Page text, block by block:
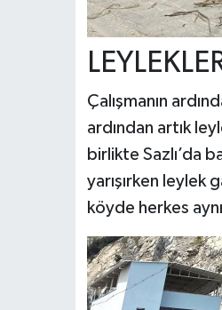
Çalışmanın
ardından artık
birlikte Sazlı’da
yarışırken leylek
köyde herkes